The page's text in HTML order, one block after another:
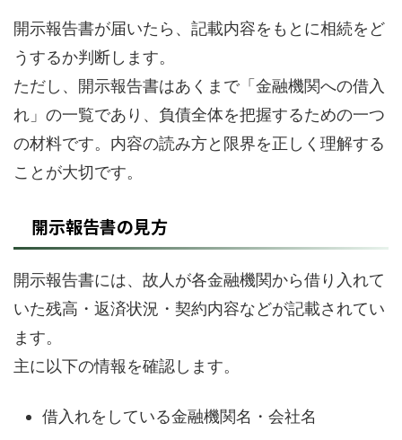
開示報告書が届いたら、記載内容をもとに相続をど
うするか判断します。
ただし、開示報告書はあくまで「金融機関への借入
れ」の一覧であり、負債全体を把握するための一つ
の材料です。内容の読み方と限界を正しく理解する
ことが大切です。
開示報告書の見方
開示報告書には、故人が各金融機関から借り入れて
いた残高・返済状況・契約内容などが記載されてい
ます。
主に以下の情報を確認します。
借入れをしている金融機関名・会社名